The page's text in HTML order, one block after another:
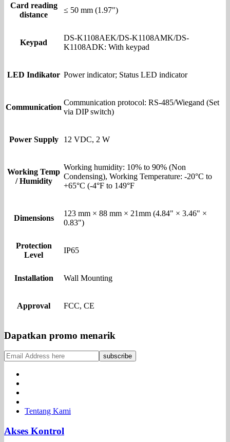
Card reading
distance
≤ 50 mm (1.97")
Keypad
DS-K1108AEK/DS-K1108AMK/DS-
K1108ADK: With keypad
LED Indikator Power indicator; Status LED indicator
Communication
Communication protocol: RS-485/Wiegand (Set
via DIP switch)
Power Supply 12 VDC, 2 W
Working Temp
/ Humidity
Working humidity: 10% to 90% (Non
Condensing), Working Temperature: -20°C to
+65°C (-4°F to 149°F
Dimensions
123 mm × 88 mm × 21mm (4.84" × 3.46" ×
0.83")
Protection
Level
IP65
Installation Wall Mounting
Approval FCC, CE
Dapatkan promo menarik
Tentang Kami
Akses Kontrol